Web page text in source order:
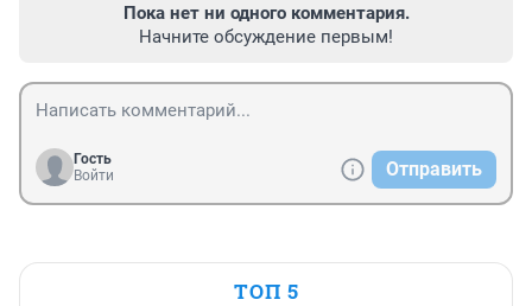
Пока нет ни одного комментария.
Начните обсуждение первым!
Гость
Войти
Отправить
ТОП 5